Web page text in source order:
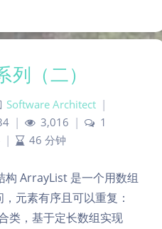
列（二）
Software Architect |
| 3,016 |
1
| 46 分钟
ArrayList 是一个用数组
元素有序且可以重复：
类，基于定长数组实现